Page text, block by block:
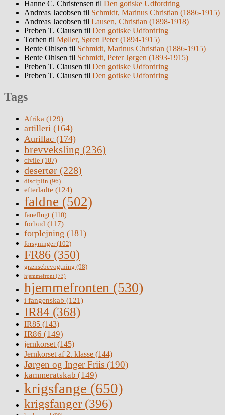
Hanne C. Christensen til Den gotiske Udfordring
Andreas Jacobsen til Schmidt, Marinus Christian (1886-1915)
Andreas Jacobsen til Lausen, Christian (1898-1918)
Preben T. Clausen til Den gotiske Udfordring
Torben til Møller, Søren Peter (1894-1915)
Bente Ohlsen til Schmidt, Marinus Christian (1886-1915)
Bente Ohlsen til Schmidt, Peter Jørgen (1893-1915)
Preben T. Clausen til Den gotiske Udfordring
Preben T. Clausen til Den gotiske Udfordring
Tags
Afrika (129)
artilleri (164)
Aurillac (174)
brevveksling (236)
civile (107)
desertør (228)
disciplin (96)
efterladte (124)
faldne (502)
faneflugt (110)
forbud (117)
forplejning (181)
forsyninger(102)
FR86 (350)
grænsebevogtning (98)
hjemmefront (73)
hjemmefronten (530)
i fangenskab (121)
IR84 (368)
IR85 (143)
IR86 (149)
jernkorset(145)
Jernkorset af 2. klasse (144)
Jørgen og Inger Friis (190)
kammeratskab (149)
krigsfange (650)
krigsfanger (396)